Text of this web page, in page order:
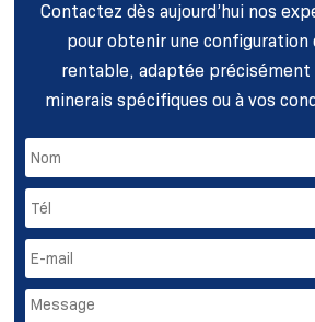
Contactez dès aujourd’hui nos
pour obtenir une configuration
rentable, adaptée précisément
minerais spécifiques ou à vos